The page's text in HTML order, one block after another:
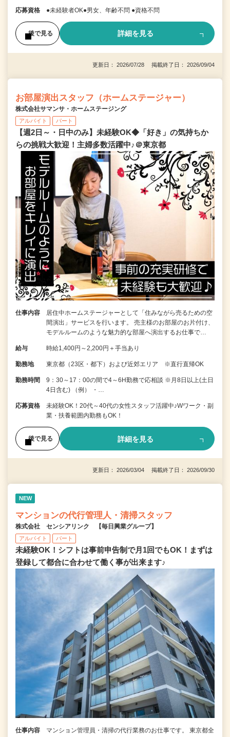
応募資格 ●未経験者OK●男女、年齢不問 ●資格不問
後で見る 詳細を見る
更新日： 2026/07/28 掲載終了日： 2026/09/04
お部屋演出スタッフ（ホームステージャー）
株式会社サマンサ・ホームステージング
アルバイト パート
【週2日～・日中のみ】未経験OK◆「好き」の気持ちか
らの挑戦大歓迎！主婦多数活躍中♪＠東京都
仕事内容
居住中ホームステージャーとして「住みながら売るための空
間演出」サービスを行います。 売主様のお部屋のお片付け、
モデルルームのような魅力的な部屋へ演出するお仕事で…
給与 時給1,400円～2,200円＋手当あり
勤務地 東京都（23区・都下）および近郊エリア ※直行直帰OK
勤務時間
9：30～17：00の間で4～6H勤務で応相談 ※月8日以上(土日
4日含む) （例） ・…
応募資格
未経験OK！20代～40代の女性スタッフ活躍中♪Wワーク・副
業・扶養範囲内勤務もOK！
後で見る 詳細を見る
更新日： 2026/03/04 掲載終了日： 2026/09/30
NEW
マンションの代行管理人・清掃スタッフ
株式会社 センシアリンク 【毎日興業グループ】
アルバイト パート
未経験OK！シフトは事前申告制で月1回でもOK！まずは
登録して都合に合わせて働く事が出来ます♪
仕事内容
マンション管理員・清掃の代行業務のお仕事です。 東京都全